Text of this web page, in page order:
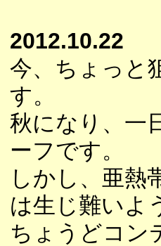
2012.10.22
今、ちょっと
す。
秋になり、一
ーフです。
しかし、亜熱
は生じ難いよ
ちょうどコン